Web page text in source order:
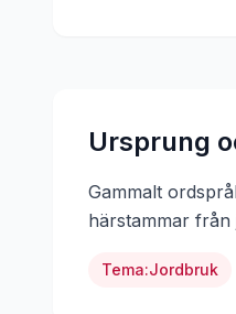
Ursprung
Gammalt
härstammar från
Tema:Jordbruk